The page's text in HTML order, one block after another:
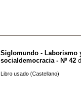
Siglomundo - Laborismo
socialdemocracia - Nº 42
Libro usado (Castellano)